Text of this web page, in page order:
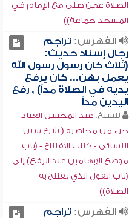
الصلاة عمن صلى مع الإمام في
المسجد جماعة))
الفهرس: تراجم
رجال إسناد حديث:
(ثلاث كان رسول رسول الله
يعمل بهن... كان يرفع
يديه في الصلاة مداً) , رفع
اليدين مداً
للشيخ: عبد المحسن العباد
جزء من محاضرة ( شرح سنن
النسائي - كتاب الافتتاح - (باب
موضع الإبهامين عند الرفع) إلى
(باب القول الذي يفتتح به
الصلاة))
الفهرس: تراجم